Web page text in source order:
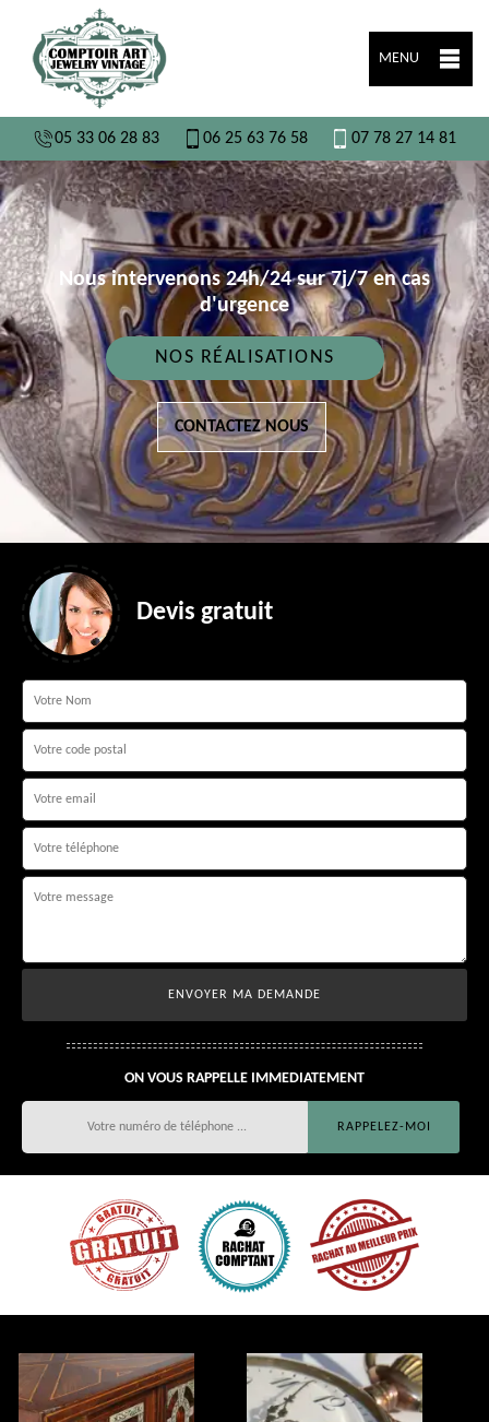
MENU
05 33 06 28 83 06 25 63 76 58 07 78 27 14 81
Nous intervenons 24h/24 sur 7j/7 en cas
d'urgence
NOS RÉALISATIONS
CONTACTEZ NOUS
Devis gratuit
ON VOUS RAPPELLE IMMEDIATEMENT